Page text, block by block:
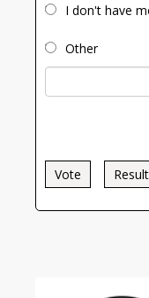
I don't have
Other
Vote